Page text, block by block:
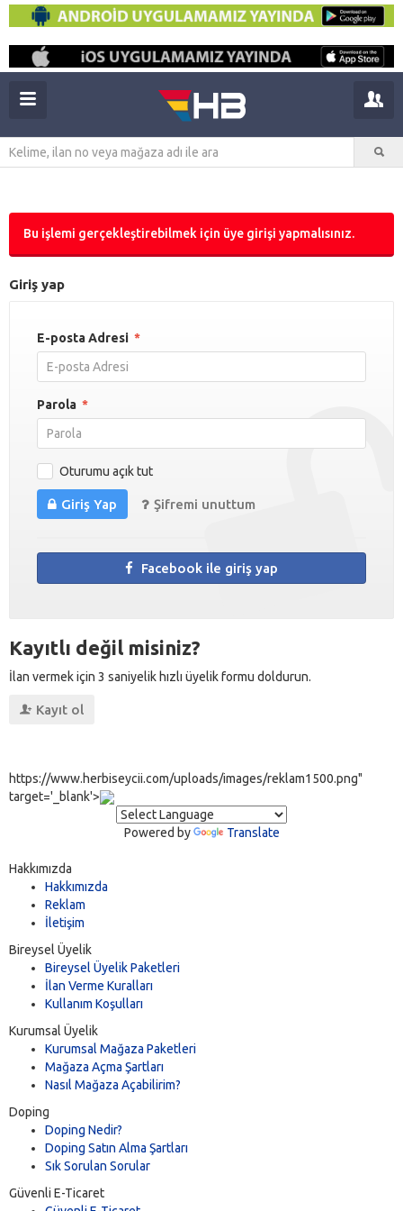
Bu işlemi gerçekleştirebilmek için üye girişi yapmalısınız.
Giriş yap
E-posta Adresi *
Parola *
Oturumu açık tut
Giriş Yap Şifremi unuttum
Facebook ile giriş yap
Kayıtlı değil misiniz?
İlan vermek için 3 saniyelik hızlı üyelik formu doldurun.
Kayıt ol
https://www.herbiseycii.com/uploads/images/reklam1500.png"
target='_blank'>
Powered by Translate
Hakkımızda
Hakkımızda
Reklam
İletişim
Bireysel Üyelik
Bireysel Üyelik Paketleri
İlan Verme Kuralları
Kullanım Koşulları
Kurumsal Üyelik
Kurumsal Mağaza Paketleri
Mağaza Açma Şartları
Nasıl Mağaza Açabilirim?
Doping
Doping Nedir?
Doping Satın Alma Şartları
Sık Sorulan Sorular
Güvenli E-Ticaret